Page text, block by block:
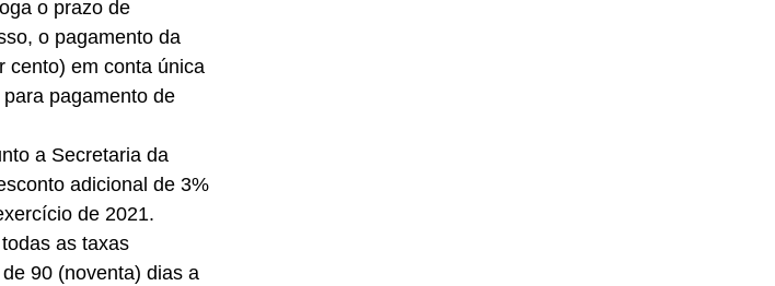
o prazo de
o pagamento da
cento) em conta única
pagamento de
a Secretaria da
adicional de 3%
de 2021.
as taxas
90 (noventa) dias a